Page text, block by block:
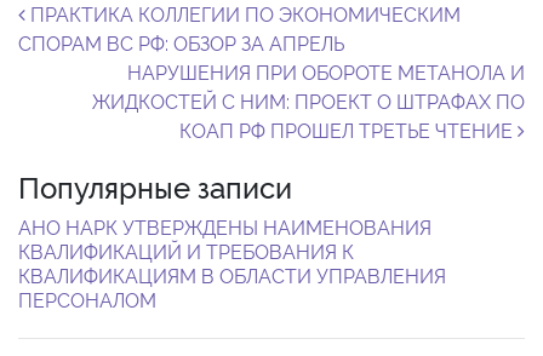
Навигация по записям
ПРАКТИКА КОЛЛЕГИИ ПО ЭКОНОМИЧЕСКИМ
СПОРАМ ВС РФ: ОБЗОР ЗА АПРЕЛЬ
НАРУШЕНИЯ ПРИ ОБОРОТЕ МЕТАНОЛА И
ЖИДКОСТЕЙ С НИМ: ПРОЕКТ О ШТРАФАХ ПО
КОАП РФ ПРОШЕЛ ТРЕТЬЕ ЧТЕНИЕ
Популярные записи
АНО НАРК УТВЕРЖДЕНЫ НАИМЕНОВАНИЯ
КВАЛИФИКАЦИЙ И ТРЕБОВАНИЯ К
КВАЛИФИКАЦИЯМ В ОБЛАСТИ УПРАВЛЕНИЯ
ПЕРСОНАЛОМ